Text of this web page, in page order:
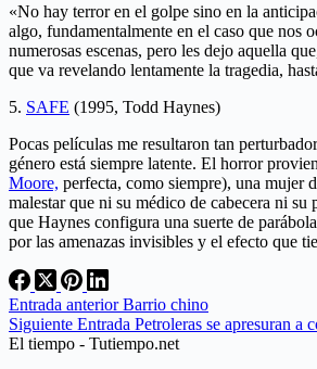
«No hay terror en el golpe sino en la
algo, fundamentalmente en el caso que nos
numerosas escenas, pero les dejo aquella
que va revelando lentamente la tragedia,
5. SAFE (1995, Todd Haynes)
Pocas películas me resultaron tan
género está siempre latente. El horror
Moore, perfecta, como siempre), una mujer
malestar que ni su médico de cabecera ni
que Haynes configura una suerte de
por las amenazas invisibles y el efecto que
Entrada anteriorBarrio chino
Siguiente Entrada Petroleras se apresuran a
El tiempo - Tutiempo.net